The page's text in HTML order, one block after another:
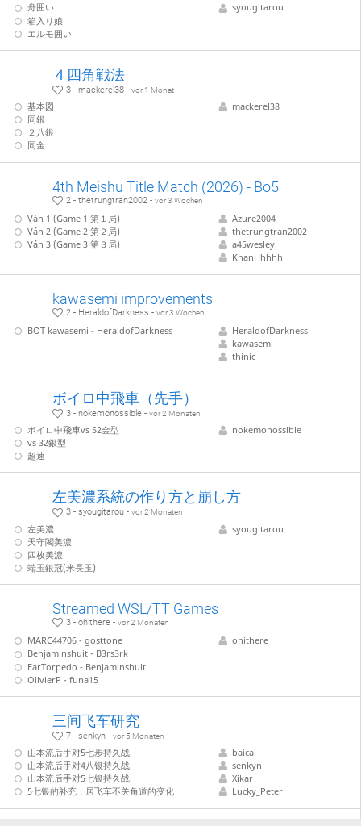
舟囲い
箱入り娘
エルモ囲い
syougitarou
４四角戦法
3 - mackerel38 -vor 1 Monat
基本図
同銀
２八銀
同金
mackerel38
4th Meishu Title Match (2026) - Bo5
2 - thetrungtran2002 -vor 3 Wochen
Ván 1 (Game 1 第１局)
Ván 2 (Game 2 第２局)
Ván 3 (Game 3 第３局)
Azure2004
thetrungtran2002
a45wesley
KhanHhhhh
kawasemi improvements
2 - HeraldofDarkness -vor 3 Wochen
BOT kawasemi - HeraldofDarkness
HeraldofDarkness
kawasemi
thinic
ボイロ中飛車（先手）
3 - nokemonossible -vor 2 Monaten
ボイロ中飛車vs 52金型
vs 32銀型
超速
nokemonossible
左美濃系統の作り方と崩し方
3 - syougitarou -vor 2 Monaten
左美濃
天守閣美濃
四枚美濃
端玉銀冠(米長玉)
syougitarou
Streamed WSL/TT Games
3 - ohithere -vor 2 Monaten
MARC44706 - gosttone
Benjaminshuit - B3rs3rk
EarTorpedo - Benjaminshuit
OlivierP - funa15
ohithere
三间飞车研究
7 - senkyn -vor 5 Monaten
山本流后手对5七步持久战
山本流后手对4八银持久战
山本流后手对5七银持久战
5七银的补充；居飞车不关角道的变化
baicai
senkyn
Xikar
Lucky_Peter